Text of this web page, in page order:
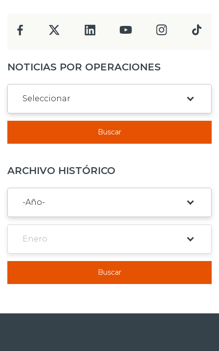
NOTICIAS POR OPERACIONES
Buscar
ARCHIVO HISTÓRICO
Buscar